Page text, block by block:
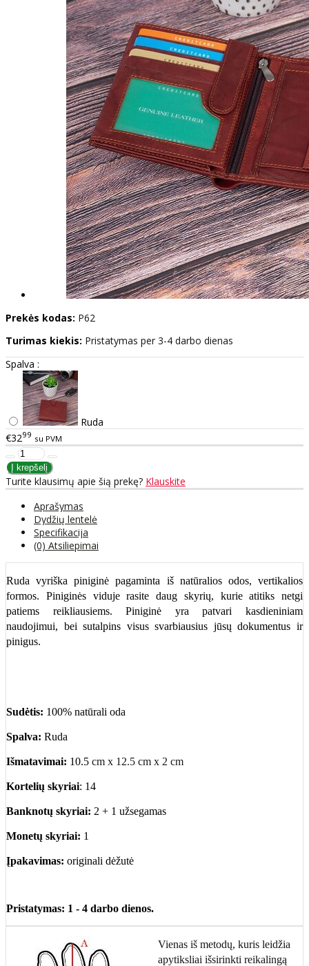
Prekės kodas: P62
Turimas kiekis: Pristatymas per 3-4 darbo dienas
Spalva :
Ruda
€3299 su PVM
Turite klausimų apie šią prekę? Klauskite
Aprašymas
Dydžių lentelė
Specifikacija
(0) Atsiliepimai
Ruda vyriška piniginė pagaminta iš natūralios odos, vertikalios
formos. Piniginės viduje rasite daug skyrių, kurie atitiks netgi
patiems reikliausiems. Piniginė yra patvari kasdieniniam
naudojimui, bei sutalpins visus svarbiausius jūsų dokumentus ir
pinigus.
Sudėtis: 100% natūrali oda
Spalva: Ruda
Išmatavimai: 10.5 cm x 12.5 cm x 2 cm
Kortelių skyriai: 14
Banknotų skyriai: 2 + 1 užsegamas
Monetų skyriai: 1
Įpakavimas: originali dėžutė
Pristatymas: 1 - 4 darbo dienos.
Vienas iš metodų, kuris leidžia
apytiksliai išsirinkti reikalingą